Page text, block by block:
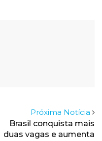
Próxima Notícia
Brasil conquista mais
duas vagas e aumenta